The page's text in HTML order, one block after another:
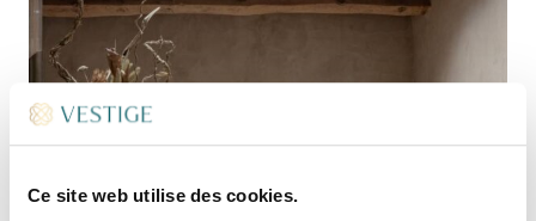
Ce site web utilise des cookies.